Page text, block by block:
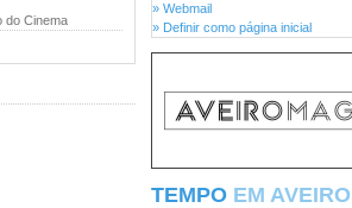
do Cinema
» Webmail
» Definir como página inicial
TEMPO EM AVEIRO